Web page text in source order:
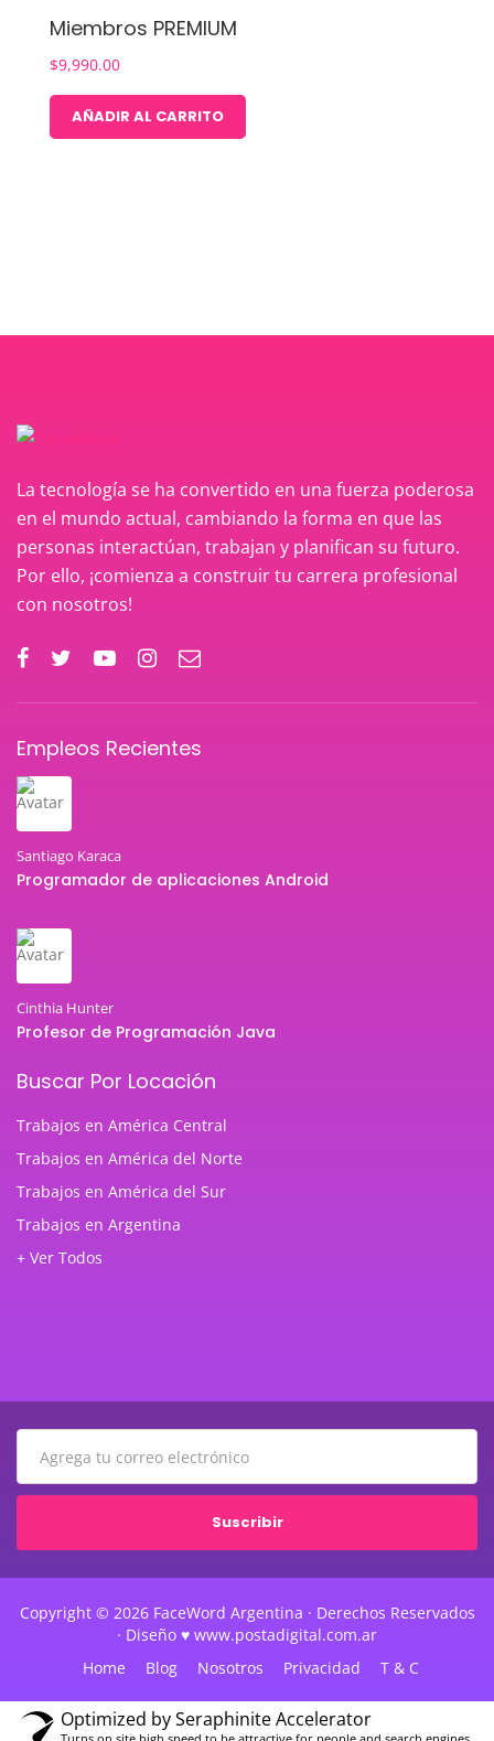
Miembros PREMIUM
$9,990.00
AÑADIR AL CARRITO
La tecnología se ha convertido en una fuerza poderosa
en el mundo actual, cambiando la forma en que las
personas interactúan, trabajan y planifican su futuro.
Por ello, ¡comienza a construir tu carrera profesional
con nosotros!
Empleos Recientes
Santiago Karaca
Programador de aplicaciones Android
Cinthia Hunter
Profesor de Programación Java
Buscar Por Locación
Trabajos en América Central
Trabajos en América del Norte
Trabajos en América del Sur
Trabajos en Argentina
+ Ver Todos
Suscribir
Copyright © 2026 FaceWord Argentina · Derechos Reservados
· Diseño ♥ www.postadigital.com.ar
Home
Blog Nosotros Privacidad T & C
Optimized by Seraphinite Accelerator